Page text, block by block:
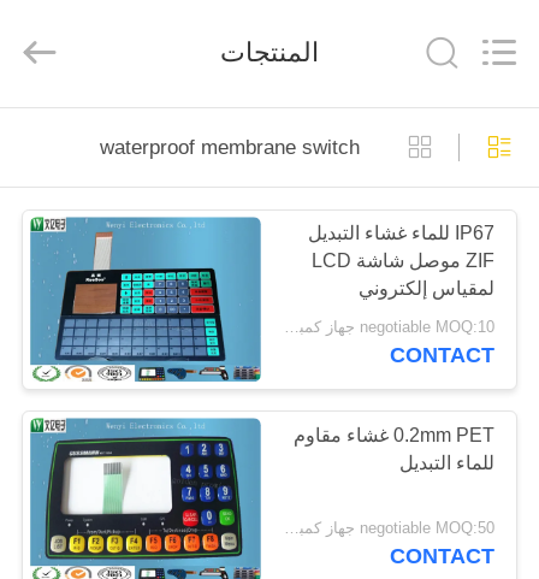
الصفحة
الرئيسية
منتجات
معلومات
جولة
المعمل
Electronics
Co.,Ltd.
المنتجات
waterproof membrane switch
IP67 للماء غشاء التبديل
ZIF موصل شاشة LCD
لمقياس إلكتروني
negotiable MOQ:10 جهاز كمبيوتر شخصى / الكثير
CONTACT
0.2mm PET غشاء مقاوم
للماء التبديل
negotiable MOQ:50 جهاز كمبيوتر شخصى
CONTACT